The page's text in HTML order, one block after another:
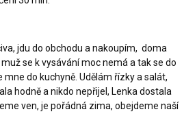
jdu do obchodu a nakoupím, doma
se k vysávání moc nemá a tak se do
do kuchyně. Udělám řízky a salát,
hodně a nikdo nepřijel, Lenka dostala
ven, je pořádná zima, obejdeme naší